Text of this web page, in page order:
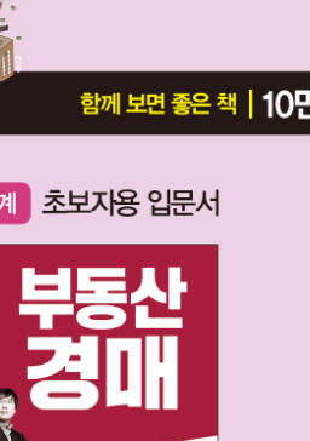
, 주택 팔 때 양도세 비과세 가능할까?
권, 분양권 주택 수에 포함된다
권도 주택 수에 포함될까?
주 기간 체크하기
책으로 바뀐 보유 및 거주 기간 요건
일 이전 계약금 완납 무주택 세대, 거
한 서울시 마포구 주택, 양도세 비과세
에 희소식, 최종 2년 보유ㆍ거주 기간
및 거주 안 해도 받을 수 있는 비과세